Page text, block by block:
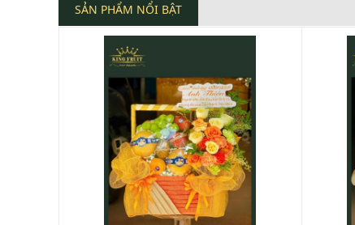
SẢN PHẨM NỔI BẬT